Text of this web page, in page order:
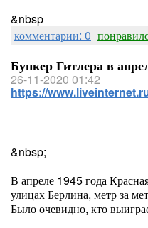
&nbsp
комментарии: 0
Бункер Гитлера в
26-11-2020 01:42
https://
&nbsp;
В апреле 1945 года
улицах Берлина, метр за
Было очевидно, кто